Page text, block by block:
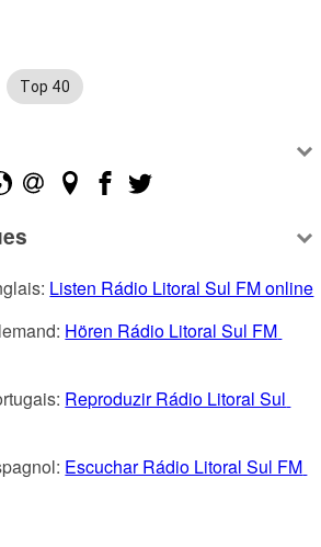
Top 40
Listen Rádio Litoral Sul FM online
Hören Rádio Litoral Sul FM
Reproduzir Rádio Litoral Sul
Escuchar Rádio Litoral Sul FM